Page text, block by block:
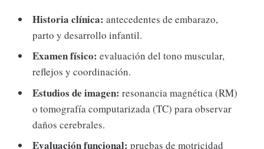
Historia clínica: antecedentes de embarazo,
parto y desarrollo infantil.
Examen físico: evaluación del tono muscular,
reflejos y coordinación.
Estudios de imagen: resonancia magnética (RM)
o tomografía computarizada (TC) para observar
daños cerebrales.
Evaluación funcional: pruebas de motricidad